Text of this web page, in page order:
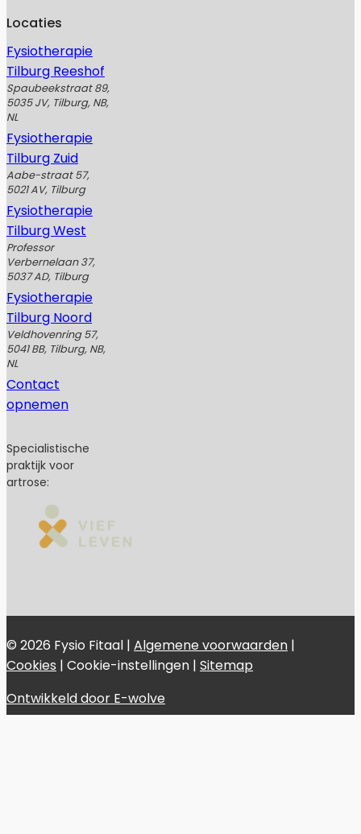
Locaties
Fysiotherapie
Tilburg Reeshof
Spaubeekstraat 89,
5035 JV, Tilburg, NB,
NL
Fysiotherapie
Tilburg Zuid
Aabe-straat 57,
5021 AV, Tilburg
Fysiotherapie
Tilburg West
Professor
Verbernelaan 37,
5037 AD, Tilburg
Fysiotherapie
Tilburg Noord
Veldhovenring 57,
5041 BB, Tilburg, NB,
NL
Contact
opnemen
Specialistische
praktijk voor
artrose:
© 2026 Fysio Fitaal | Algemene voorwaarden |
Cookies | Cookie-instellingen | Sitemap
Ontwikkeld door E-wolve